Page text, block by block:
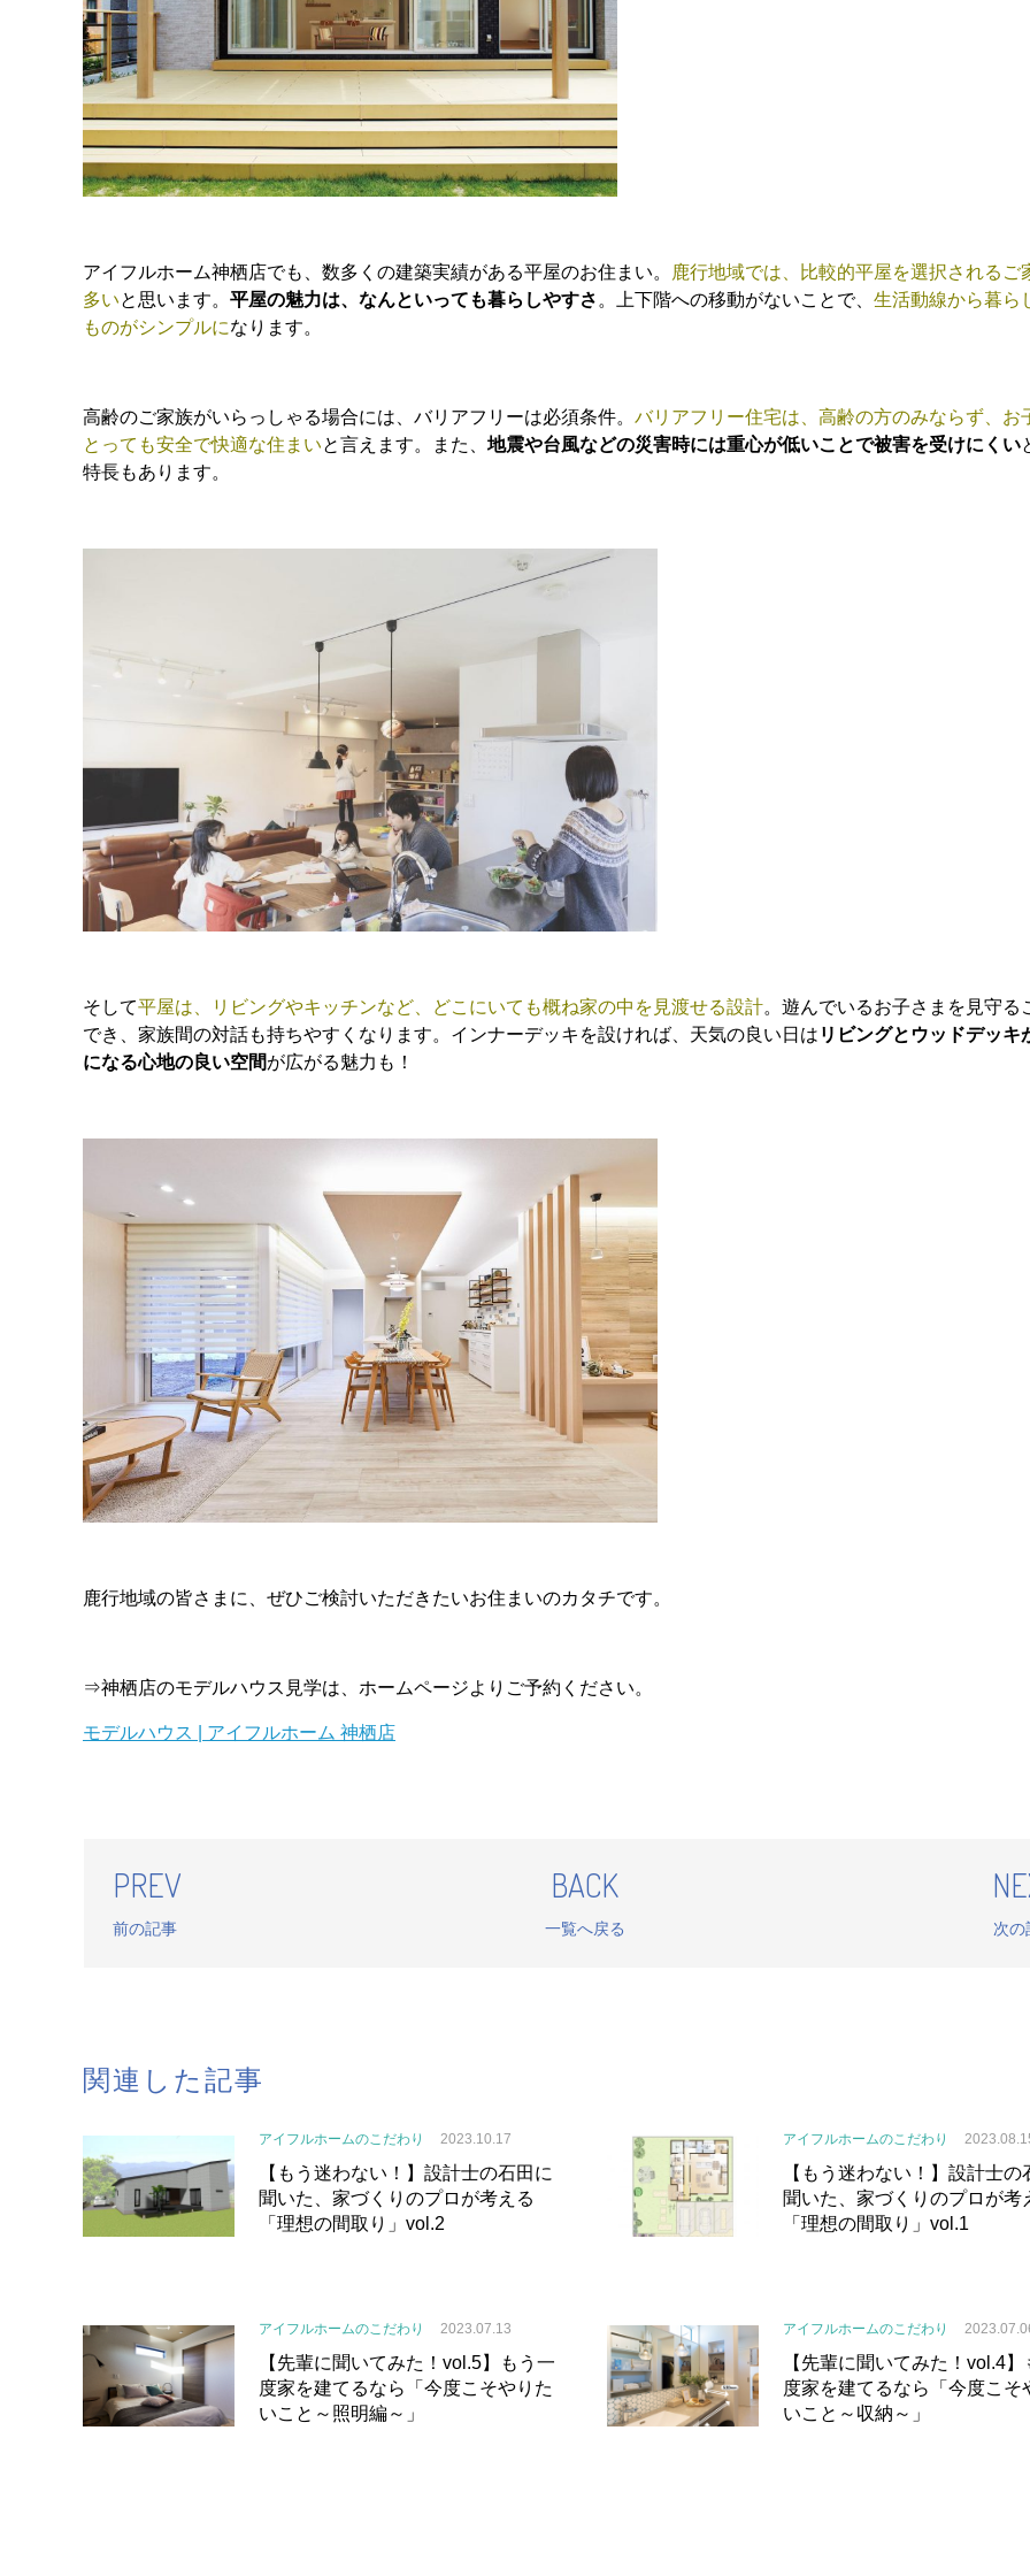
アイフルホーム神栖店でも、数多くの建築実績がある平屋のお住まい。
鹿行地域では、比較的平屋を選択されるご
多いと思います。 平屋の魅力は、なんといっても暮らしやすさ 。上下階への移動がないことで、 生活動線から暮ら
ものがシンプルになります。
高齢のご家族がいらっしゃる場合には、バリアフリーは必須条件。 バリアフリー住宅は、高齢の方のみならず、お
とっても安全で快適な住まいと言えます。また、 地震や台風などの災害時には重心が低いことで被害を受けにくい
特長もあります。
そして平屋は、リビングやキッチンなど、どこにいても概ね家の中を見渡せる設計。遊んでいるお子さまを見守る
でき、家族間の対話も持ちやすくなります。インナーデッキを設ければ、天気の良い日は リビングとウッドデッキ
になる心地の良い空間が広がる魅力も！
鹿行地域の皆さまに、ぜひご検討いただきたいお住まいのカタチです。
⇒神栖店のモデルハウス見学は、ホームページよりご予約ください。
モデルハウス | アイフルホーム 神栖店
PREV
前の記事
BACK
一覧へ戻る 次の
関連した記事
アイフルホームのこだわり 2023.10.17
【もう迷わない！】設計士の石田に
聞いた、家づくりのプロが考える
「理想の間取り」vol.2
アイフルホームのこだわり
【もう迷わない！】設計士の
聞いた、家づくりのプロが考
「理想の間取り」vol.1
アイフルホームのこだわり 2023.07.13
【先輩に聞いてみた！vol.5】もう一
度家を建てるなら「今度こそやりた
いこと～照明編～」
アイフルホームのこだわり
【先輩に聞いてみた！vol.4】
度家を建てるなら「今度こそ
いこと～収納～」